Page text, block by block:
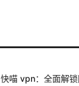
快喵 vpn：全面解